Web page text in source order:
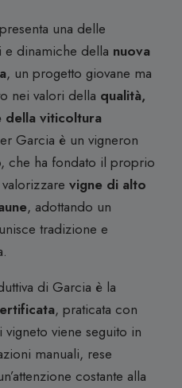
una delle
e dinamiche della nuova
, un progetto giovane ma
nei valori della qualità,
viticoltura
Garcia è un vigneron
che ha fondato il proprio
vigne di alto
, adottando un
tradizione e
di Garcia è la
, praticata con
viene seguito in
manuali, rese
costante alla